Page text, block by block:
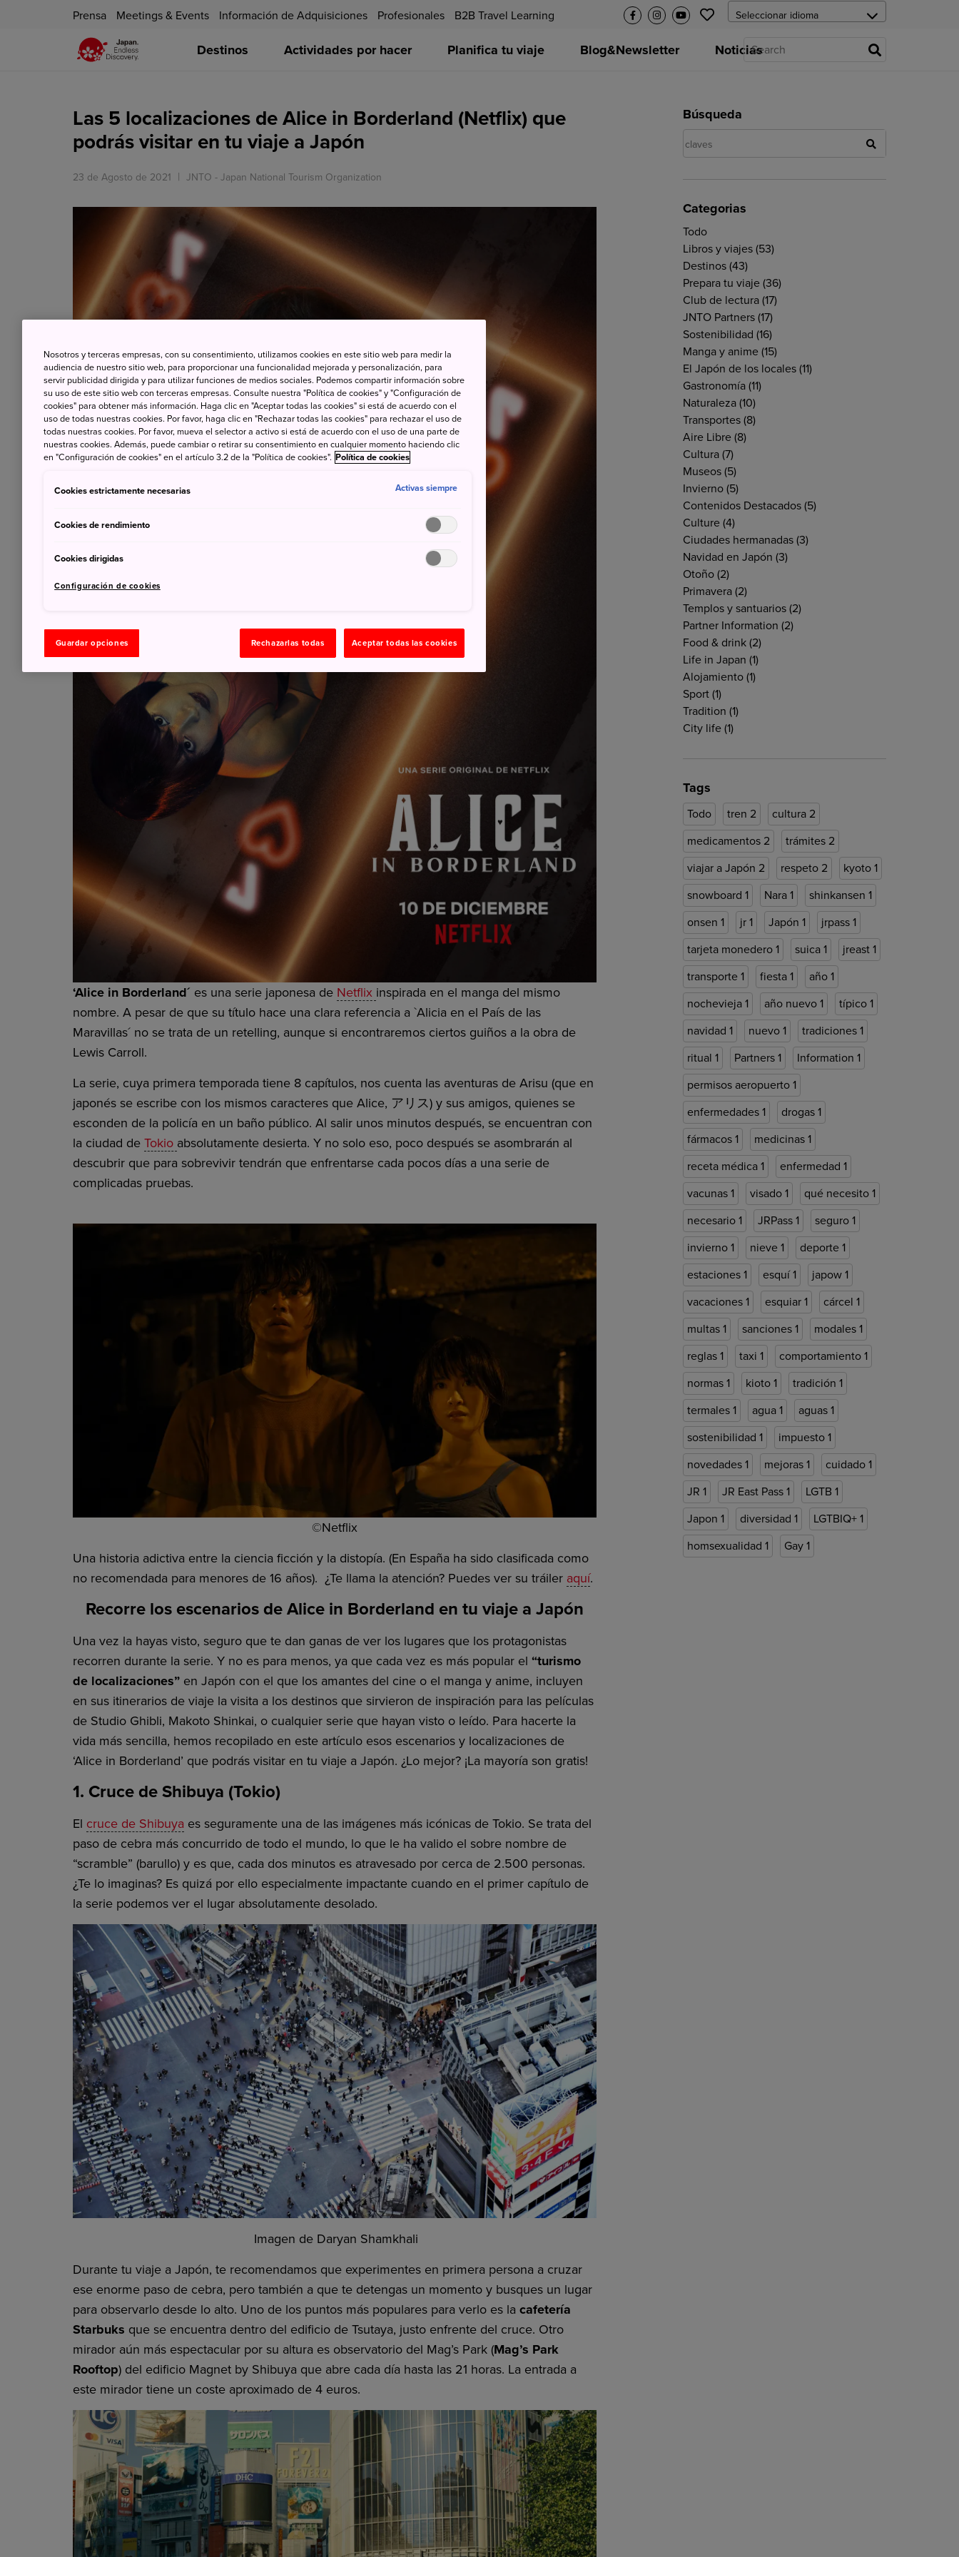
Prensa Meetings & Events Información de Adquisiciones Profesionales B2B Travel Learning
Destinos Actividades por hacer Planifica tu viaje Blog&Newsletter Noticias
Las 5 localizaciones de Alice in Borderland (Netflix) que
podrás visitar en tu viaje a Japón
23 de Agosto de 2021 JNTO - Japan National Tourism Organization
‘Alice in Borderland´ es una serie japonesa de Netflix inspirada en el manga del mismo
nombre. A pesar de que su título hace una clara referencia a `Alicia en el País de las
Maravillas´ no se trata de un retelling, aunque si encontraremos ciertos guiños a la obra de
Lewis Carroll.
La serie, cuya primera temporada tiene 8 capítulos, nos cuenta las aventuras de Arisu (que en
japonés se escribe con los mismos caracteres que Alice, アリス) y sus amigos, quienes se
esconden de la policía en un baño público. Al salir unos minutos después, se encuentran con
la ciudad de Tokio absolutamente desierta. Y no solo eso, poco después se asombrarán al
descubrir que para sobrevivir tendrán que enfrentarse cada pocos días a una serie de
complicadas pruebas.
©Netflix
Una historia adictiva entre la ciencia ficción y la distopía. (En España ha sido clasificada como
no recomendada para menores de 16 años). ¿Te llama la atención? Puedes ver su tráiler aquí.
Recorre los escenarios de Alice in Borderland en tu viaje a Japón
Una vez la hayas visto, seguro que te dan ganas de ver los lugares que los protagonistas
recorren durante la serie. Y no es para menos, ya que cada vez es más popular el “turismo
de localizaciones” en Japón con el que los amantes del cine o el manga y anime, incluyen
en sus itinerarios de viaje la visita a los destinos que sirvieron de inspiración para las películas
de Studio Ghibli, Makoto Shinkai, o cualquier serie que hayan visto o leído. Para hacerte la
vida más sencilla, hemos recopilado en este artículo esos escenarios y localizaciones de
‘Alice in Borderland’ que podrás visitar en tu viaje a Japón. ¿Lo mejor? ¡La mayoría son gratis!
1. Cruce de Shibuya (Tokio)
El cruce de Shibuya es seguramente una de las imágenes más icónicas de Tokio. Se trata del
paso de cebra más concurrido de todo el mundo, lo que le ha valido el sobre nombre de
“scramble” (barullo) y es que, cada dos minutos es atravesado por cerca de 2.500 personas.
¿Te lo imaginas? Es quizá por ello especialmente impactante cuando en el primer capítulo de
la serie podemos ver el lugar absolutamente desolado.
Imagen de Daryan Shamkhali
Durante tu viaje a Japón, te recomendamos que experimentes en primera persona a cruzar
ese enorme paso de cebra, pero también a que te detengas un momento y busques un lugar
para observarlo desde lo alto. Uno de los puntos más populares para verlo es la cafetería
Starbuks que se encuentra dentro del edificio de Tsutaya, justo enfrente del cruce. Otro
mirador aún más espectacular por su altura es observatorio del Mag’s Park (Mag’s Park
Rooftop) del edificio Magnet by Shibuya que abre cada día hasta las 21 horas. La entrada a
este mirador tiene un coste aproximado de 4 euros.
Búsqueda
Categorias
Todo
Libros y viajes (53)
Destinos (43)
Prepara tu viaje (36)
Club de lectura (17)
JNTO Partners (17)
Sostenibilidad (16)
Manga y anime (15)
El Japón de los locales (11)
Gastronomía (11)
Naturaleza (10)
Transportes (8)
Aire Libre (8)
Cultura (7)
Museos (5)
Invierno (5)
Contenidos Destacados (5)
Culture (4)
Ciudades hermanadas (3)
Navidad en Japón (3)
Otoño (2)
Primavera (2)
Templos y santuarios (2)
Partner Information (2)
Food & drink (2)
Life in Japan (1)
Alojamiento (1)
Sport (1)
Tradition (1)
City life (1)
Tags
Todo tren 2 cultura 2
medicamentos 2 trámites 2
viajar a Japón 2 respeto 2 kyoto 1
snowboard 1 Nara 1 shinkansen 1
onsen 1 jr 1 Japón 1 jrpass 1
tarjeta monedero 1 suica 1 jreast 1
transporte 1 fiesta 1 año 1
nochevieja 1 año nuevo 1 típico 1
navidad 1 nuevo 1 tradiciones 1
ritual 1 Partners 1 Information 1
permisos aeropuerto 1
enfermedades 1 drogas 1
fármacos 1 medicinas 1
receta médica 1 enfermedad 1
vacunas 1 visado 1 qué necesito 1
necesario 1 JRPass 1 seguro 1
invierno 1 nieve 1 deporte 1
estaciones 1 esquí1 japow 1
vacaciones 1 esquiar 1 cárcel 1
multas 1 sanciones 1 modales 1
reglas 1 taxi 1 comportamiento 1
normas 1 kioto 1 tradición 1
termales 1 agua 1 aguas 1
sostenibilidad 1 impuesto 1
novedades 1 mejoras 1 cuidado 1
JR 1 JR East Pass 1 LGTB 1
Japon 1 diversidad 1 LGTBIQ+ 1
homsexualidad 1 Gay 1
Nosotros y terceras empresas, con su consentimiento, utilizamos cookies en este sitio web para medir la
audiencia de nuestro sitio web, para proporcionar una funcionalidad mejorada y personalización, para
servir publicidad dirigida y para utilizar funciones de medios sociales. Podemos compartir información sobre
su uso de este sitio web con terceras empresas. Consulte nuestra "Política de cookies" y "Configuración de
cookies" para obtener más información. Haga clic en "Aceptar todas las cookies" si está de acuerdo con el
uso de todas nuestras cookies. Por favor, haga clic en "Rechazar todas las cookies" para rechazar el uso de
todas nuestras cookies. Por favor, mueva el selector a activo si está de acuerdo con el uso de una parte de
nuestras cookies. Además, puede cambiar o retirar su consentimiento en cualquier momento haciendo clic
en "Configuración de cookies" en el artículo 3.2 de la "Política de cookies". Política de cookies
Cookies estrictamente necesarias Activas siempre
Cookies de rendimiento
Cookies dirigidas
Configuración de cookies
Guardar opciones Rechazarlas todas Aceptar todas las cookies